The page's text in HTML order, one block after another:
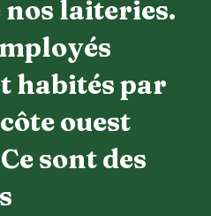
laiteries.
habités par
ouest
sont des